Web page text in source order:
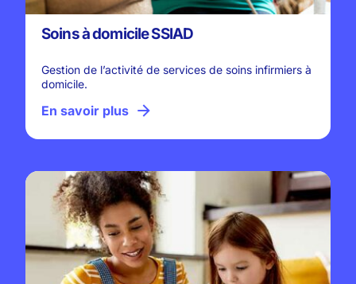
Soins à domicile SSIAD
Gestion de l’activité de services de soins infirmiers à
domicile.
En savoir plus